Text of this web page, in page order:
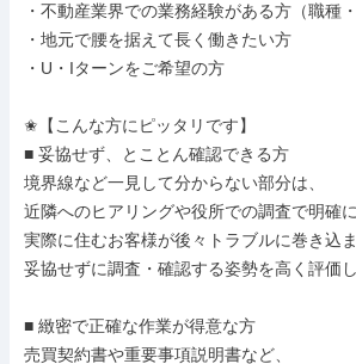
・不動産業界での業務経験がある方（職種
・地元で腰を据えて長く働きたい方
・U・Iターンをご希望の方
✬【こんな方にピッタリです】
■ 妥協せず、とことん確認できる方
境界線など一見して分からない部分は、
近隣へのヒアリングや役所での調査で明確に
実際に住むお客様が後々トラブルに巻き込
妥協せずに調査・確認する姿勢を高く評価し
■ 緻密で正確な作業が得意な方
売買契約書や重要事項説明書など、